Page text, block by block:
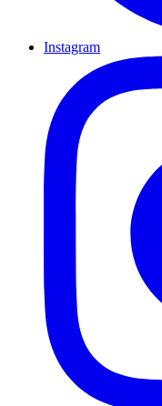
Instagram